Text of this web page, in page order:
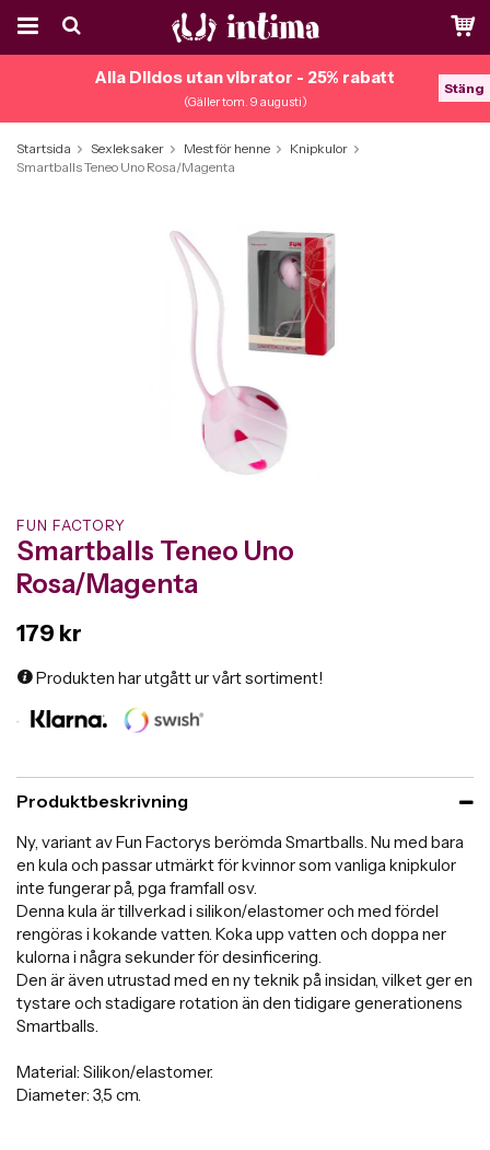
Alla Dildos utan vibrator - 25% rabatt
(Gäller tom. 9 augusti)
Stäng
Startsida Sexleksaker Mest för henne
Knipkulor
Smartballs Teneo Uno Rosa/Magenta
FUN FACTORY
Smartballs Teneo Uno
Rosa/Magenta
179 kr
Produkten har utgått ur vårt sortiment!
Produktbeskrivning
Ny, variant av Fun Factorys berömda Smartballs. Nu med bara
en kula och passar utmärkt för kvinnor som vanliga knipkulor
inte fungerar på, pga framfall osv.
Denna kula är tillverkad i silikon/elastomer och med fördel
rengöras i kokande vatten. Koka upp vatten och doppa ner
kulorna i några sekunder för desinficering.
Den är även utrustad med en ny teknik på insidan, vilket ger en
tystare och stadigare rotation än den tidigare generationens
Smartballs.
Material: Silikon/elastomer.
Diameter: 3,5 cm.